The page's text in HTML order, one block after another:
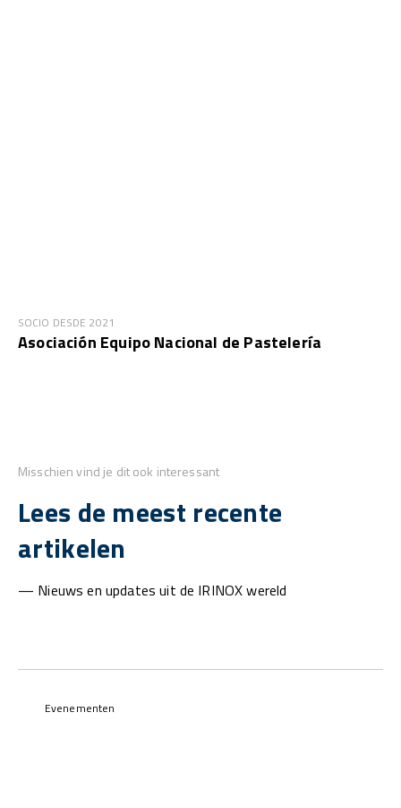
SOCIO DESDE 2021
Asociación Equipo Nacional de Pastelería
Misschien vind je dit ook interessant
Lees de meest recente
artikelen
— Nieuws en updates uit de IRINOX wereld
Evenementen